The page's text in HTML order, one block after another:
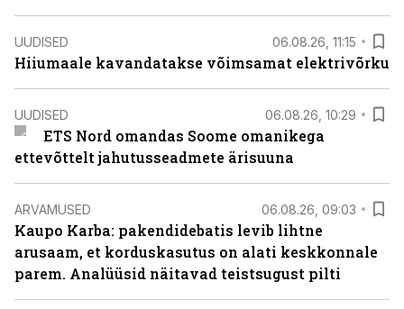
UUDISED 06.08.26, 11:15
Hiiumaale kavandatakse võimsamat elektrivõrku
UUDISED 06.08.26, 10:29
ETS Nord omandas Soome omanikega
ettevõttelt jahutusseadmete ärisuuna
ARVAMUSED 06.08.26, 09:03
Kaupo Karba: pakendidebatis levib lihtne
arusaam, et korduskasutus on alati keskkonnale
parem. Analüüsid näitavad teistsugust pilti